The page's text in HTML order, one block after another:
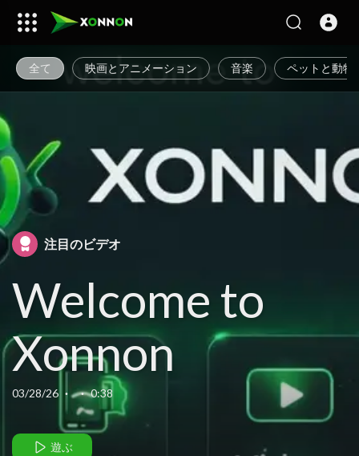
全て 映画とアニメーション 音楽 ペットと動物
注目のビデオ
Welcome to
Xonnon
(English)
03/28/26 · · 0:38
遊ぶ